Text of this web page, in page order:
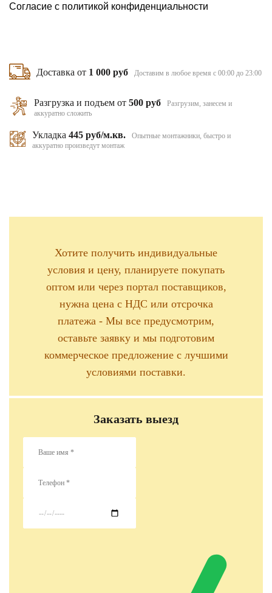
Согласие с политикой конфиденциальности
Доставка от 1 000 руб Доставим в любое время с 00:00 до 23:00
Разгрузка и подъем от500 руб
Разгрузим, занесем и
аккуратно сложить
Укладка 445 руб/м.кв.
Опытные монтажники, быстро и
аккуратно произведут монтаж
Хотите получить индивидуальные
условия и цену, планируете покупать
оптом или через портал поставщиков,
нужна цена с НДС или отсрочка
платежа - Мы все предусмотрим,
оставьте заявку и мы подготовим
коммерческое предложение с лучшими
условиями поставки.
Заказать выезд